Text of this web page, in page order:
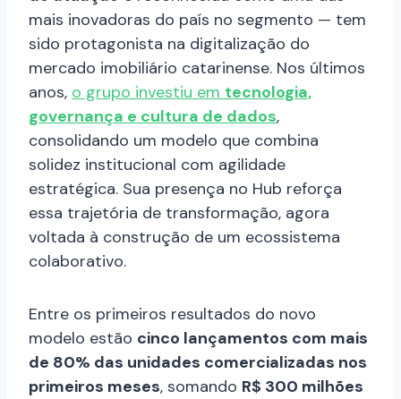
mais inovadoras do país no segmento — tem
sido protagonista na digitalização do
mercado imobiliário catarinense. Nos últimos
anos, o grupo investiu em tecnologia,
governança e cultura de dados,
consolidando um modelo que combina
solidez institucional com agilidade
estratégica. Sua presença no Hub reforça
essa trajetória de transformação, agora
voltada à construção de um ecossistema
colaborativo.
Entre os primeiros resultados do novo
modelo estão cinco lançamentos com mais
de 80% das unidades comercializadas nos
primeiros meses, somando R$ 300 milhões